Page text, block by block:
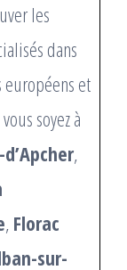
les
dans
et
soyez à
,
, Florac
sur-